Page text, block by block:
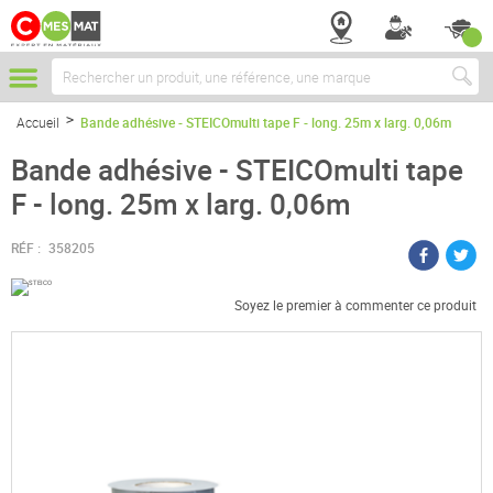
Chercher
Accueil Bande adhésive - STEICOmulti tape F - long. 25m x larg. 0,06m
Bande adhésive - STEICOmulti tape
F - long. 25m x larg. 0,06m
RÉF : 358205
Soyez le premier à commenter ce produit
Passer